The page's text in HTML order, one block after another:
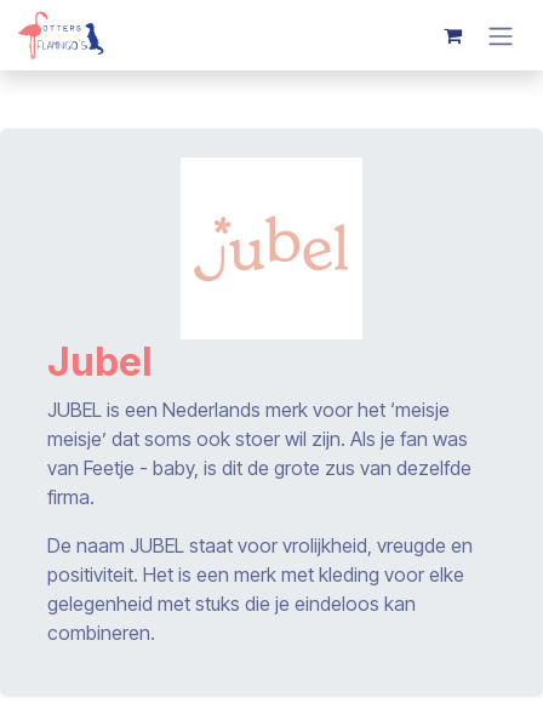
Overslaan naar inhoud
Jubel
JUBEL is een Nederlands merk voor het ‘meisje
meisje’ dat soms ook stoer wil zijn. Als je fan was
van Feetje - baby, is dit de grote zus van dezelfde
firma.
De naam JUBEL staat voor vrolijkheid, vreugde en
positiviteit. Het is een merk met kleding voor elke
gelegenheid met stuks die je eindeloos kan
combineren.